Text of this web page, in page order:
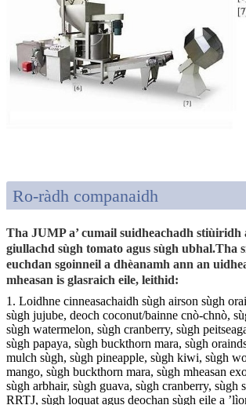
Ro-ràdh companaidh
Tha JUMP a’ cumail suidheachadh stiùiridh
giullachd sùgh tomato agus sùgh ubhal.Tha
euchdan sgoinneil a dhèanamh ann an
mheasan is glasraich eile, leithid:
1. Loidhne cinneasachaidh sùgh airson sùgh
sùgh jujube, deoch coconut/bainne cnò-chnò,
sùgh watermelon, sùgh cranberry, sùgh
sùgh papaya, sùgh buckthorn mara, sùgh
mulch sùgh, sùgh pineapple, sùgh kiwi, sùgh
mango, sùgh buckthorn mara, sùgh mheasan
sùgh arbhair, sùgh guava, sùgh cranberry, sùgh
RRTJ, sùgh loquat agus deochan sùgh eile a